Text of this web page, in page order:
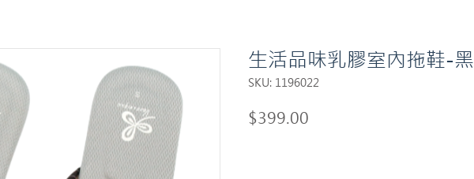
生活品味乳膠室內拖鞋-黑
SKU: 1196022
$399.00